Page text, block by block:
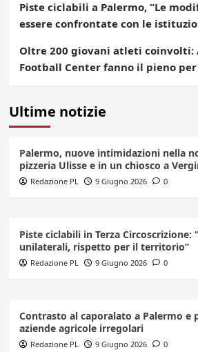
Piste ciclabili a Palermo, “Le
essere confrontate con le
Oltre 200 giovani atleti coinvolti:
Football Center fanno il pieno per
Ultime notizie
Palermo, nuove intimidazioni nella
pizzeria Ulisse e in un chiosco a
Redazione PL 9 Giugno 2026 0
Piste ciclabili in Terza Circoscrizione:
unilaterali, rispetto per il territorio”
Redazione PL 9 Giugno 2026 0
Contrasto al caporalato a Palermo e
aziende agricole irregolari
Redazione PL 9 Giugno 2026 0